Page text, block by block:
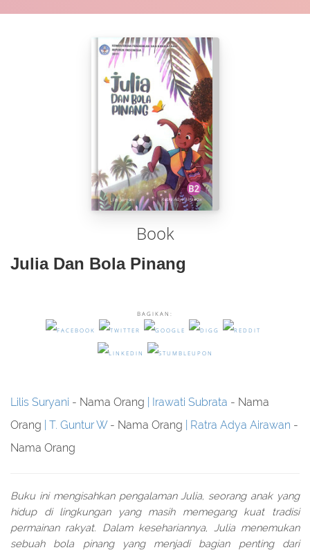
Book
Julia Dan Bola Pinang
BAGIKAN:
Lilis Suryani - Nama Orang Irawati Subrata - Nama
Orang
T. Guntur W- Nama Orang Ratra Adya Airawan -
Nama Orang
Buku ini mengisahkan pengalaman Julia, seorang anak yang
hidup di lingkungan yang masih memegang kuat tradisi
permainan rakyat. Dalam kesehariannya, Julia menemukan
sebuah bola pinang yang menjadi bagian penting dari